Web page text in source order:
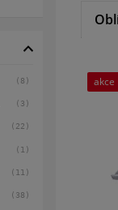
(8)
(3)
(22)
(1)
(11)
(38)
akce